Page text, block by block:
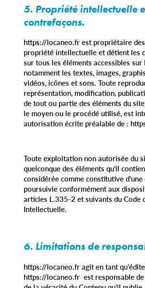
5. Propriété intellectuelle
contrefaçons.
https://locaneo.fr est propriétaire
propriété intellectuelle et détient les
sur tous les éléments accessibles
notamment les textes, images,
vidéos, icônes et sons. Toute
représentation, modification,
de tout ou partie des éléments du
le moyen ou le procédé utilisé, est
autorisation écrite préalable de :
Toute exploitation non autorisée du
quelconque des éléments qu’il
considérée comme constitutive
poursuivie conformément aux
articles L.335-2 et suivants du Code
Intellectuelle.
6. Limitations de
https://locaneo.fr agit en tant
https://locaneo.fr est responsable